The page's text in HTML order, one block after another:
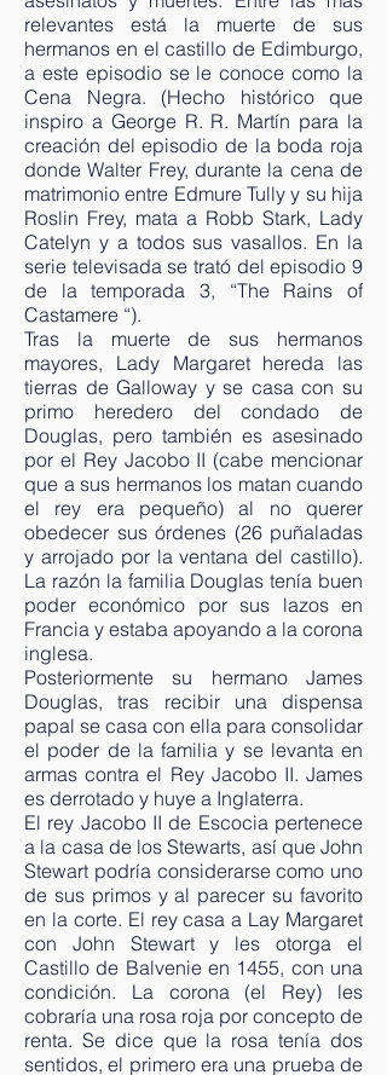
relevantes está la muerte de sus
hermanos en el castillo de Edimburgo,
a este episodio se le conoce como la
Cena Negra. (Hecho histórico que
inspiro a George R. R. Martín para la
creación del episodio de la boda roja
donde Walter Frey, durante la cena de
matrimonio entre Edmure Tully y su hija
Roslin Frey, mata a Robb Stark, Lady
Catelyn y a todos sus vasallos. En la
serie televisada se trató del episodio 9
de la temporada 3, “The Rains of
Castamere “).
Tras la muerte de sus hermanos
mayores, Lady Margaret hereda las
tierras de Galloway y se casa con su
primo heredero del condado de
Douglas, pero también es asesinado
por el Rey Jacobo II (cabe mencionar
que a sus hermanos los matan cuando
el rey era pequeño) al no querer
obedecer sus órdenes (26 puñaladas
y arrojado por la ventana del castillo).
La razón la familia Douglas tenía buen
poder económico por sus lazos en
Francia y estaba apoyando a la corona
inglesa.
Posteriormente su hermano James
Douglas, tras recibir una dispensa
papal se casa con ella para consolidar
el poder de la familia y se levanta en
armas contra el Rey Jacobo II. James
es derrotado y huye a Inglaterra.
El rey Jacobo II de Escocia pertenece
a la casa de los Stewarts, así que John
Stewart podría considerarse como uno
de sus primos y al parecer su favorito
en la corte. El rey casa a Lay Margaret
con John Stewart y les otorga el
Castillo de Balvenie en 1455, con una
condición. La corona (el Rey) les
cobraría una rosa roja por concepto de
renta. Se dice que la rosa tenía dos
sentidos, el primero era una prueba de